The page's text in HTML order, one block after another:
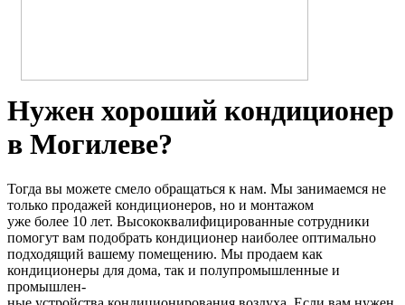
Нужен хороший кондиционер
в Могилеве?
Тогда вы можете смело обращаться к нам. Мы занимаемся не
только продажей кондиционеров, но и монтажом
уже более 10 лет. Высококвалифицированные сотрудники
помогут вам подобрать кондиционер наиболее оптимально
подходящий вашему помещению. Мы продаем как
кондиционеры для дома, так и полупромышленные и
промышлен-